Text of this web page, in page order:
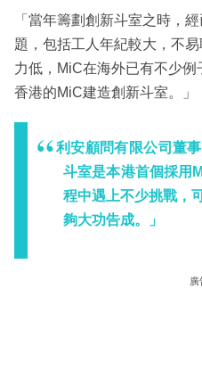
「當年籌劃創新斗室之時，
題，包括工人年紀較大，不
力低，MiC在海外已有不少
香港的MiC建造創新斗室。」
利安顧問有限公司董
斗室是本港首個採用
程中遇上不少挑戰，
夠大功告成。」
廣